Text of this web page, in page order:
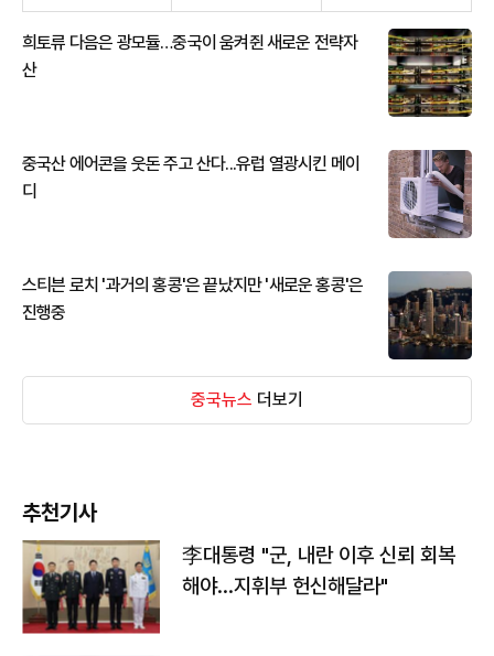
희토류 다음은 광모듈…중국이 움켜쥔 새로운 전략자
산
중국산 에어콘을 웃돈 주고 산다...유럽 열광시킨 메이
디
스티븐 로치 '과거의 홍콩'은 끝났지만 '새로운 홍콩'은
진행중
중국뉴스 더보기
추천기사
李대통령 "군, 내란 이후 신뢰 회복
해야…지휘부 헌신해달라"